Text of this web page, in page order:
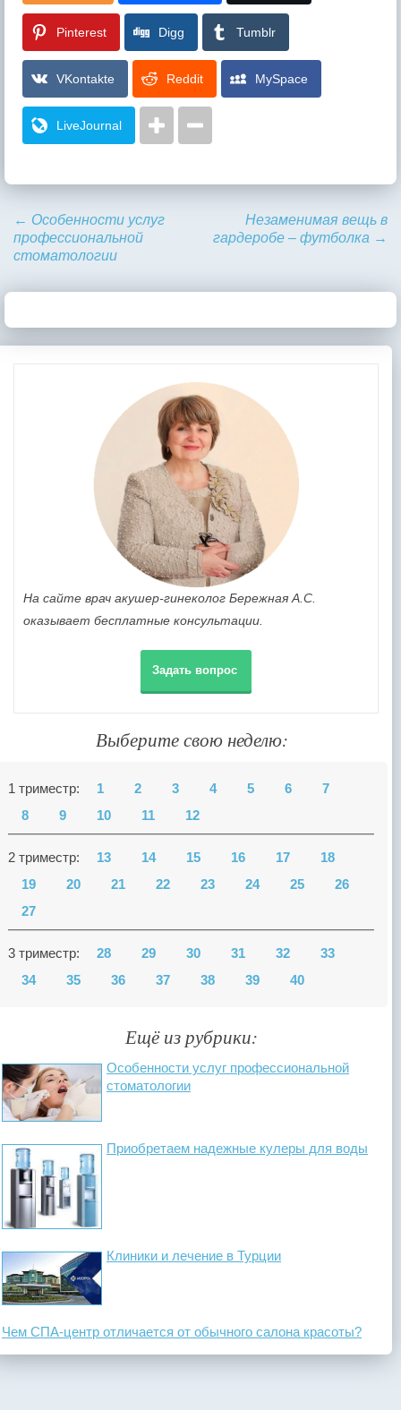
Pinterest Digg Tumblr
VKontakte Reddit MySpace
LiveJournal
← Особенности услуг
профессиональной
стоматологии
Незаменимая вещь в
гардеробе – футболка →
На сайте врач акушер-гинеколог Бережная А.С.
оказывает бесплатные консультации.
Задать вопрос
Выберите свою неделю:
1 триместр: 1 2 3 4 5 6
7
8
9 10 11 12
2 триместр: 13 14 15 16 17
18
19
20 21 22 23 24 25
26
27
3 триместр: 28 29 30 31 32
33
34
35 36 37 38 39 40
Ещё из рубрики:
Особенности услуг профессиональной
стоматологии
Приобретаем надежные кулеры для воды
Клиники и лечение в Турции
Чем СПА-центр отличается от обычного салона красоты?